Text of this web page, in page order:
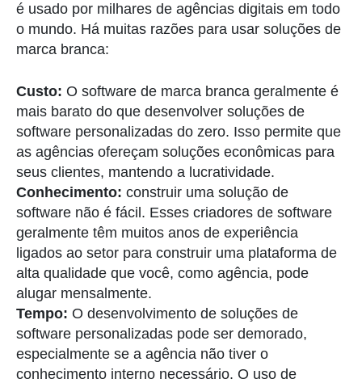
é usado por milhares de agências digitais em todo
o mundo. Há muitas razões para usar soluções de
marca branca:
Custo: O software de marca branca geralmente é
mais barato do que desenvolver soluções de
software personalizadas do zero. Isso permite que
as agências ofereçam soluções econômicas para
seus clientes, mantendo a lucratividade.
Conhecimento: construir uma solução de
software não é fácil. Esses criadores de software
geralmente têm muitos anos de experiência
ligados ao setor para construir uma plataforma de
alta qualidade que você, como agência, pode
alugar mensalmente.
Tempo: O desenvolvimento de soluções de
software personalizadas pode ser demorado,
especialmente se a agência não tiver o
conhecimento interno necessário. O uso de